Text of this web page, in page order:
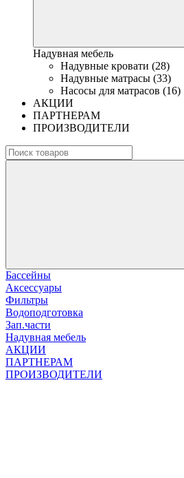
Надувная мебель
Надувные кровати (28)
Надувные матрасы (33)
Насосы для матрасов (16)
АКЦИИ
ПАРТНЕРАМ
ПРОИЗВОДИТЕЛИ
Бассейны
Аксессуары
Фильтры
Водоподготовка
Зап.части
Надувная мебель
АКЦИИ
ПАРТНЕРАМ
ПРОИЗВОДИТЕЛИ